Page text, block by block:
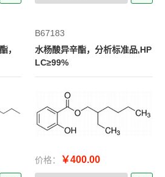
，
B67183
水杨酸异辛酯，分析标准品,HP
LC≥99%
价格： ￥400.00